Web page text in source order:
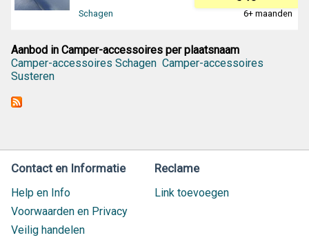
Schagen 6+ maanden
Aanbod in Camper-accessoires per plaatsnaam
Camper-accessoires Schagen Camper-accessoires
Susteren
Contact en Informatie
Help en Info
Voorwaarden en Privacy
Veilig handelen
Reclame
Link toevoegen